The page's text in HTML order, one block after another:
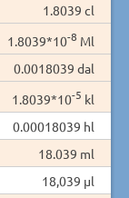
1.8039 cl
1.8039*10-8 Ml
0.0018039 dal
1.8039*10-5 kl
0.00018039 hl
18.039 ml
18,039 µl